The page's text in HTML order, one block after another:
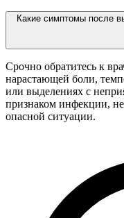
Какие симптомы после
Срочно обратитесь к
нарастающей боли,
или выделениях с
признаком инфекции,
опасной ситуации.